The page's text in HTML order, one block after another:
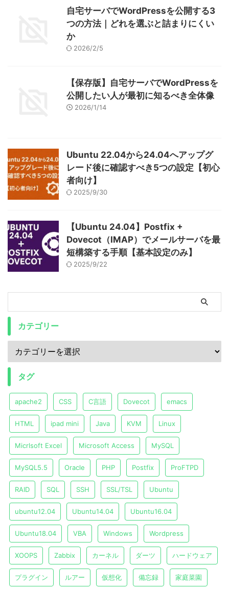
自宅サーバでWordPressを公開する3
つの方法｜どれを選ぶと詰まりにくい
か
2026/2/5
【保存版】自宅サーバでWordPressを
公開したい人が最初に知るべき全体像
2026/1/14
Ubuntu 22.04から24.04へアップグ
レード後に確認すべき5つの設定【初心
者向け】
2025/9/30
【Ubuntu 24.04】Postfix +
Dovecot（IMAP）でメールサーバを最
短構築する手順【基本設定のみ】
2025/9/22
カテゴリー
タグ
apache2 CSS C言語 Dovecot emacs
HTML ipad mini Java KVM Linux
Micrlsoft Excel Microsoft Access MySQL
MySQL5.5 Oracle PHP Postfix ProFTPD
RAID SQL SSH SSL/TSL Ubuntu
ubuntu12.04 Ubuntu14.04 Ubuntu16.04
Ubuntu18.04 VBA Windows Wordpress
XOOPS Zabbix カーネル ダーツ ハードウェア
プラグイン ルアー 仮想化 備忘録 家庭菜園